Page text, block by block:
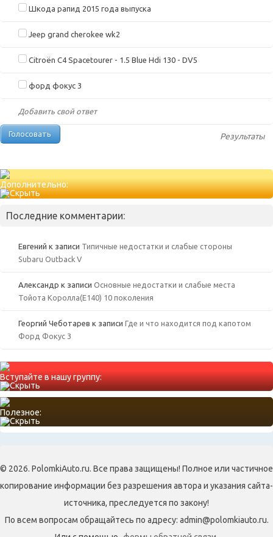
Шкода рапид 2015 года выпуска
Jeep grand cherokee wk2
Citroën C4 Spacetourer - 1.5 Blue Hdi 130 - DV5
форд фокус 3
Добавить свой ответ
Результаты
Дополнительно:
Последние комментарии:
Евгений к записи Типичные недостатки и слабые стороны
Subaru Outback V
Александр к записи Основные недостатки и слабые места
Тойота Королла(Е140) 10 поколения
Георгий Чеботарев к записи Где и что находится под капотом
Форд Фокус 3
Вступайте в нашу группу:
Полезное:
© 2026. PolomkiAuto.ru. Все права защищены! Полное или частичное
копирование информации без разрешения автора и указания сайта-
источника, преследуется по закону!
По всем вопросам обращайтесь по адресу: admin@polomkiauto.ru.